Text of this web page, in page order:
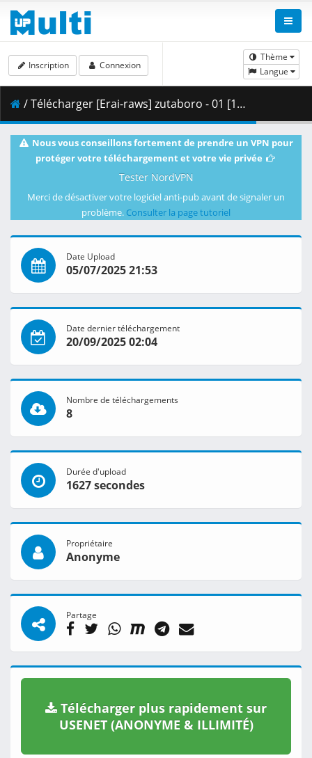
Thème
Langue
Inscription Connexion
/ Télécharger [Erai-raws] zutaboro - 01 [1080p CR WEB-DL AVC EAC3][MultiSub][B4544289].mkv.003 ( 480.35 MB )
Nous vous conseillons fortement de prendre un VPN pour
protéger votre téléchargement et votre vie privée
Tester NordVPN
Merci de désactiver votre logiciel anti-pub avant de signaler un
problème. Consulter la page tutoriel
Date Upload
05/07/2025 21:53
Date dernier téléchargement
20/09/2025 02:04
Nombre de téléchargements
8
Durée d'upload
1627 secondes
Propriétaire
Anonyme
Partage
Télécharger plus rapidement sur
USENET (ANONYME & ILLIMITÉ)